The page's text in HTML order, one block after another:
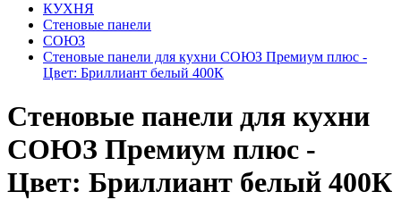
КУХНЯ
Стеновые панели
СОЮЗ
Стеновые панели для кухни СОЮЗ Премиум плюс -
Цвет: Бриллиант белый 400К
Стеновые панели для кухни
СОЮЗ Премиум плюс -
Цвет: Бриллиант белый 400К